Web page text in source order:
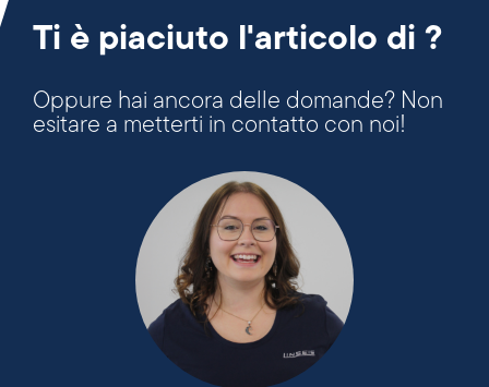
Ti è piaciuto l'articolo di ?
Oppure hai ancora delle domande? Non
esitare a metterti in contatto con noi!